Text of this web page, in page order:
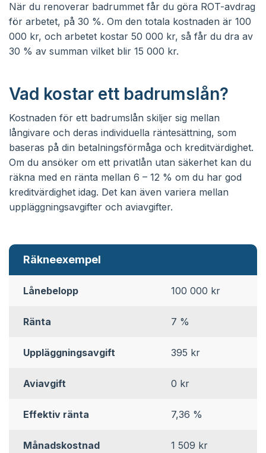
När du renoverar badrummet får du göra ROT-avdrag
för arbetet, på 30 %. Om den totala kostnaden är 100
000 kr, och arbetet kostar 50 000 kr, så får du dra av
30 % av summan vilket blir 15 000 kr.
Vad kostar ett badrumslån?
Kostnaden för ett badrumslån skiljer sig mellan
långivare och deras individuella räntesättning, som
baseras på din betalningsförmåga och kreditvärdighet.
Om du ansöker om ett privatlån utan säkerhet kan du
räkna med en ränta mellan 6 – 12 % om du har god
kreditvärdighet idag. Det kan även variera mellan
uppläggningsavgifter och aviavgifter.
Lånebelopp 100 000 kr
Ränta 7 %
Uppläggningsavgift 395 kr
Aviavgift 0 kr
Effektiv ränta 7,36 %
Månadskostnad 1 509 kr
Räkneexempel